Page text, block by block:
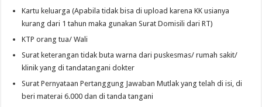
Kartu keluarga (Apabila tidak bisa di upload karena KK usianya
kurang dari 1 tahun maka gunakan Surat Domisili dari RT)
KTP orang tua/ Wali
Surat keterangan tidak buta warna dari puskesmas/ rumah sakit/
klinik yang di tandatangani dokter
Surat Pernyataan Pertanggung Jawaban Mutlak yang telah di isi, di
beri materai 6.000 dan di tanda tangani